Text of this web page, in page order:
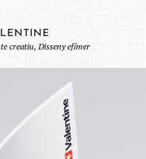
creatiu, Disseny efímer